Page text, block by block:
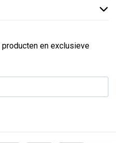
en exclusieve